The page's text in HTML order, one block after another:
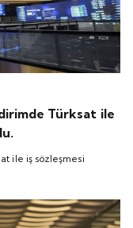
Türksat ile
ile iş sözleşmesi